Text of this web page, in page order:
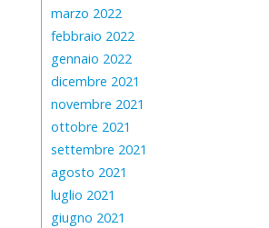
marzo 2022
febbraio 2022
gennaio 2022
dicembre 2021
novembre 2021
ottobre 2021
settembre 2021
agosto 2021
luglio 2021
giugno 2021